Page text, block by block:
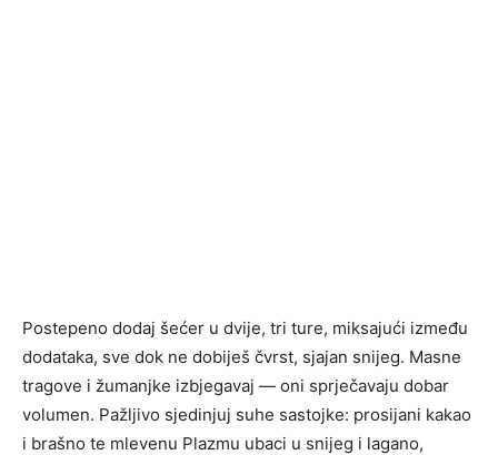
Postepeno dodaj šećer u dvije, tri ture, miksajući između
dodataka, sve dok ne dobiješ čvrst, sjajan snijeg. Masne
tragove i žumanjke izbjegavaj — oni sprječavaju dobar
volumen. Pažljivo sjedinjuj suhe sastojke: prosijani kakao
i brašno te mlevenu Plazmu ubaci u snijeg i lagano,